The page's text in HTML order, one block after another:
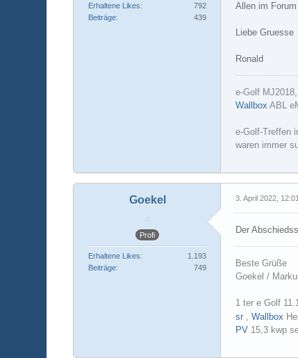
Erhaltene Likes
792
Beiträge
439
Allen im
Liebe Gruesse
Ronald
e-Golf
Wallbox ABL
e-Golf-Treffen
waren immer
Goekel
Profi
Erhaltene Likes
1.193
Beiträge
749
3. April 2022, 12:01
Der
Beste Grüße
Goekel /
1 ter e Golf
sr ,Wallbox
PV 15,3 kwp